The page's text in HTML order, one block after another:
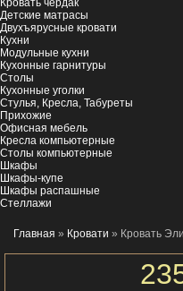
Кровать чердак
Детские матрасы
Двухъярусные кровати
Кухни
Модульные кухни
Кухонные гарнитуры
Столы
Кухонные уголки
Стулья, Кресла, Табуреты
Прихожие
Офисная мебель
Кресла компьютерные
Столы компьютерные
Шкафы
Шкафы-купе
Шкафы распашные
Стеллажи
Главная » Кровати » Кровать